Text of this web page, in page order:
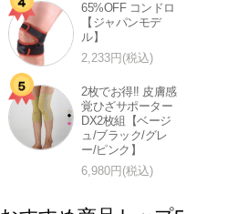
65%OFF コンドロ
【ジャパンモデ
ル】
2,233円(税込)
2枚でお得!! 皮膚感
覚ひざサポーター
DX2枚組【ベージ
ュ/ブラック/グレ
ー/ピンク】
6,980円(税込)